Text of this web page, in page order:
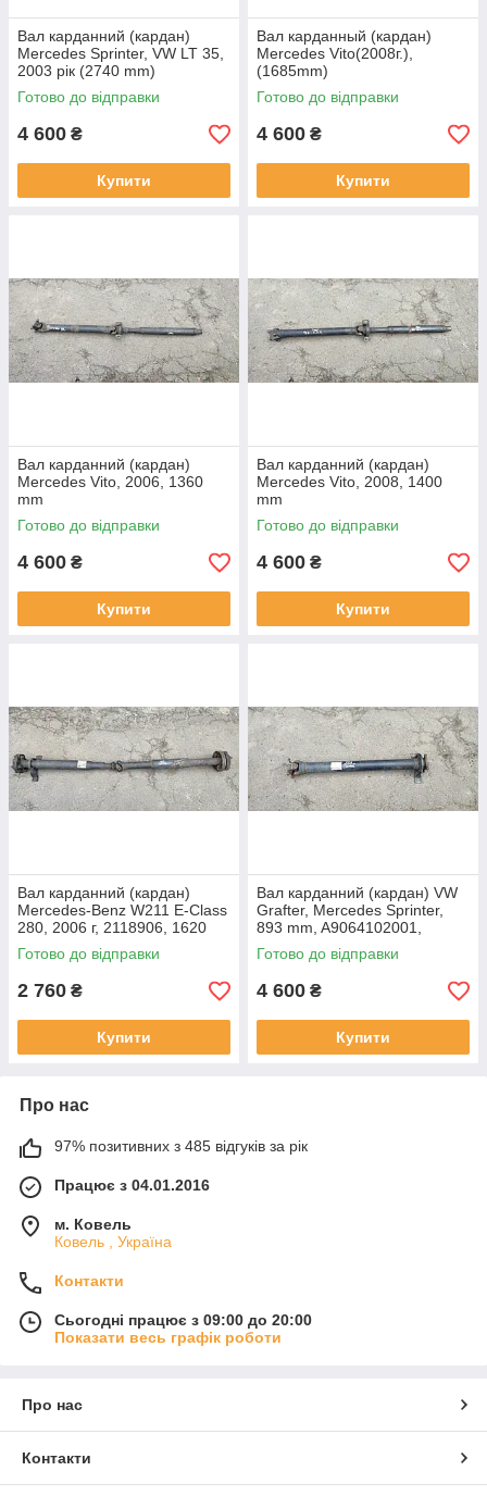
Вал карданний (кардан)
Mercedes Sprinter, VW LT 35,
2003 рік (2740 mm)
Готово до відправки
4 600 ₴
Купити
Вал карданный (кардан)
Mercedes Vito(2008г.),
(1685mm)
Готово до відправки
4 600 ₴
Купити
Вал карданний (кардан)
Mercedes Vito, 2006, 1360
mm
Готово до відправки
4 600 ₴
Купити
Вал карданний (кардан)
Mercedes Vito, 2008, 1400
mm
Готово до відправки
4 600 ₴
Купити
Вал карданний (кардан)
Mercedes-Benz W211 E-Class
280, 2006 г, 2118906, 1620
mm
Готово до відправки
2 760 ₴
Купити
Вал карданний (кардан) VW
Grafter, Mercedes Sprinter,
893 mm, A9064102001,
2E0521099
Готово до відправки
4 600 ₴
Купити
Про нас
97% позитивних з 485 відгуків за рік
Працює з 04.01.2016
м. Ковель
Ковель , Україна
Контакти
Сьогодні працює з 09:00 до 20:00
Показати весь графік роботи
Про нас
Контакти